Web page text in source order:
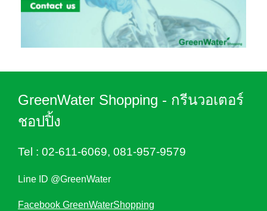
GreenWater Shopping - กรีนวอเตอร์
ชอปปิ้ง
Tel : 02-611-6069, 081-957-9579
Line ID @GreenWater
Facebook GreenWaterShopping